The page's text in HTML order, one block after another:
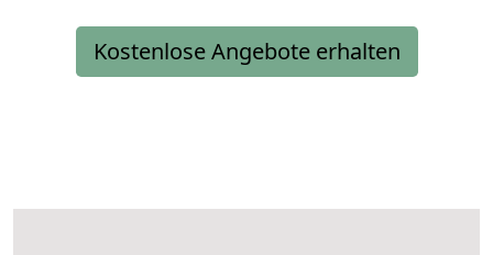
Kostenlose Angebote erhalten